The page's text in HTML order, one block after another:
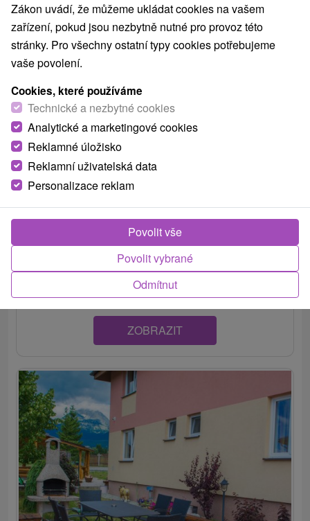
Chalupa Vysoké Tatry Batizovce
Útulná chalupa situovaná v tichom prostredí s krásnym
výhľadom na panorámu Vysokých Tatier,...
ZOBRAZIT
Zákon uvádí, že můžeme ukládat cookies na vašem
zařízení, pokud jsou nezbytně nutné pro provoz této
stránky. Pro všechny ostatní typy cookies potřebujeme
vaše povolení.
Cookies, které používáme
Technické a nezbytné cookies
Analytické a marketingové cookies
Reklamné úložisko
Reklamní uživatelská data
Personalizace reklam
Odmítnut
Povolit vybrané
Povolit vše